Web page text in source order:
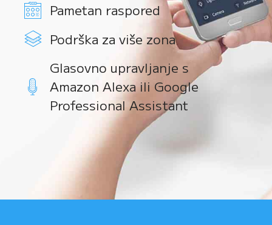
Pametan raspored
Podrška za više zona
Glasovno upravljanje s
Amazon Alexa ili Google
Professional Assistant